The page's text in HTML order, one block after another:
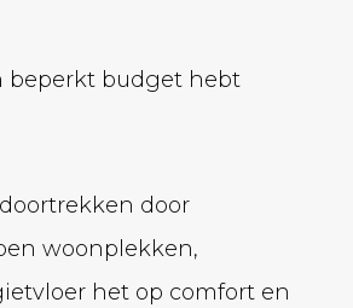
beperkt budget hebt
door
woonplekken,
het op comfort en